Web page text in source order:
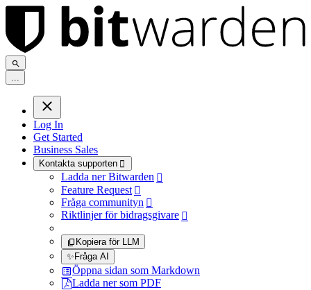
...
Log In
Get Started
Business Sales
Kontakta supporten 
Ladda ner Bitwarden 
Feature Request 
Fråga communityn 
Riktlinjer för bidragsgivare 
Kopiera för LLM
✨Fråga AI
Öppna sidan som Markdown
Ladda ner som PDF